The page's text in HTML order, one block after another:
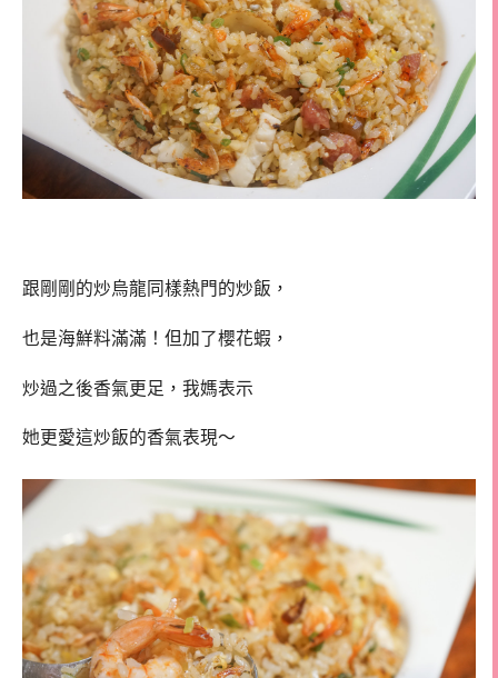
跟剛剛的炒烏龍同樣熱門的炒飯，
也是海鮮料滿滿！但加了櫻花蝦，
炒過之後香氣更足，我媽表示
她更愛這炒飯的香氣表現～